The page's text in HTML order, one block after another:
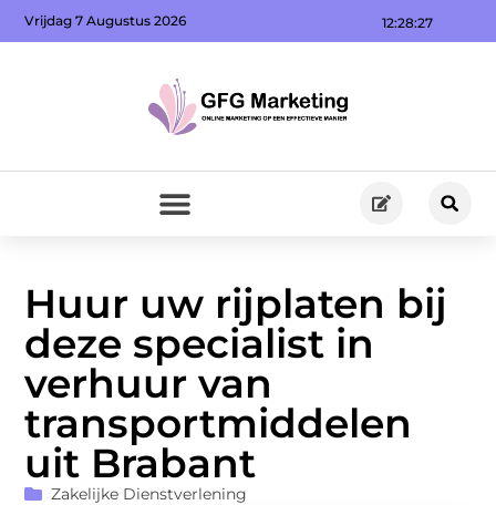
12:28:29
Vrijdag 7 Augustus 2026
Huur uw rijplaten bij
deze specialist in
verhuur van
transportmiddelen
uit Brabant
Zakelijke Dienstverlening